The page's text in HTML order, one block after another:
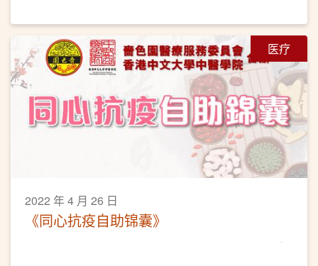
医疗
2022 年 4 月 26 日
《同心抗疫自助锦囊》